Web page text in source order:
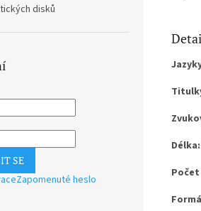
disků
SE
Zapomenuté heslo
Délka: